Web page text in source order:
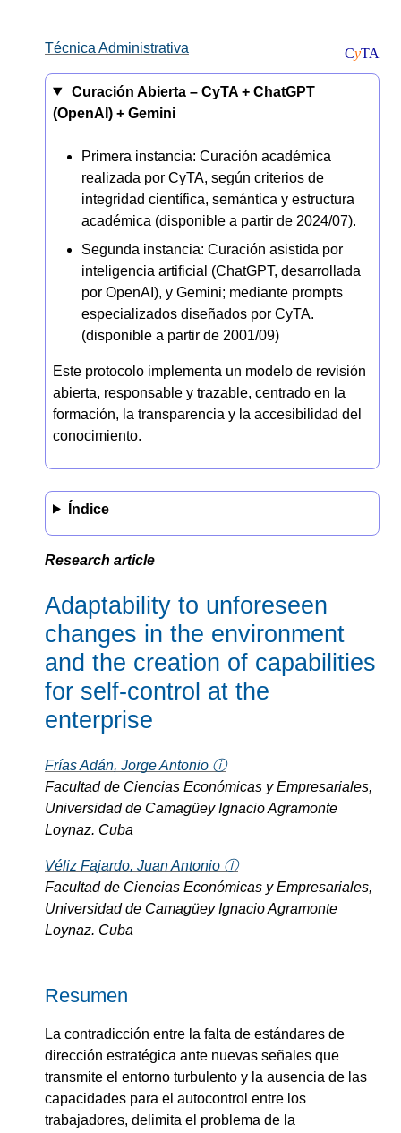
CyTA
Técnica Administrativa
Curación Abierta – CyTA+ ChatGPT
(OpenAI) + Gemini
Primera instancia: Curación académica
realizada por CyTA, según criterios de
integridad científica, semántica y estructura
académica (disponible a partir de 2024/07).
Segunda instancia: Curación asistida por
inteligencia artificial (ChatGPT, desarrollada
por OpenAI), y Gemini; mediante prompts
especializados diseñados por CyTA.
(disponible a partir de 2001/09)
Este protocolo implementa un modelo de revisión
abierta, responsable y trazable, centrado en la
formación, la transparencia y la accesibilidad del
conocimiento.
Índice
Research article
Adaptability to unforeseen
changes in the environment
and the creation of capabilities
for self-control at the
enterprise
Frías Adán, Jorge Antonio ⓘ
Facultad de Ciencias Económicas y Empresariales,
Universidad de Camagüey Ignacio Agramonte
Loynaz. Cuba
Véliz Fajardo, Juan Antonio ⓘ
Facultad de Ciencias Económicas y Empresariales,
Universidad de Camagüey Ignacio Agramonte
Loynaz. Cuba
Resumen
La contradicción entre la falta de estándares de
dirección estratégica ante nuevas señales que
transmite el entorno turbulento y la ausencia de las
capacidades para el autocontrol entre los
trabajadores, delimita el problema de la